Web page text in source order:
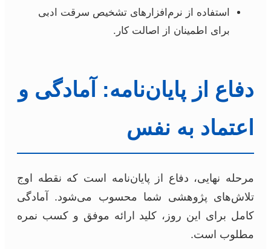
استفاده از نرم‌افزارهای تشخیص سرقت ادبی
برای اطمینان از اصالت کار.
دفاع از پایان‌نامه: آمادگی و
اعتماد به نفس
مرحله نهایی، دفاع از پایان‌نامه است که نقطه اوج
تلاش‌های پژوهشی شما محسوب می‌شود. آمادگی
کامل برای این روز، کلید ارائه موفق و کسب نمره
مطلوب است.